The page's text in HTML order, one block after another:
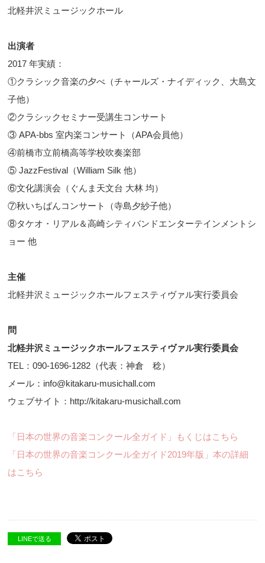
北軽井沢ミュージックホール
出演者
2017 年実績：
①クラシック音楽の夕べ（チャールズ・ナイディック、大島文
子他）
②クラシックセミナー受講生コンサート
③ APA-bbs 室内楽コンサート（APA会員他）
④前橋市立前橋高等学校吹奏楽部
⑤ JazzFestival（William Silk 他）
⑥文化講演会（ぐんま天文台 大林 均）
⑦秋いちばんコンサート（寺島夕紗子他）
⑧タケオ・リアル＆高崎シティバンドエンターテインメントシ
ョー 他
主催
北軽井沢ミュージックホールフェスティヴァル実行委員会
問
北軽井沢ミュージックホールフェスティヴァル実行委員会
TEL：090-1696-1282（代表：神倉 稔）
メール：info@kitakaru-musichall.com
ウェブサイト：http://kitakaru-musichall.com
「日本の世界の音楽コンクール全ガイド」もくじはこちら
「日本の世界の音楽コンクール全ガイド2019年版」本の詳細
はこちら
LINEで送る